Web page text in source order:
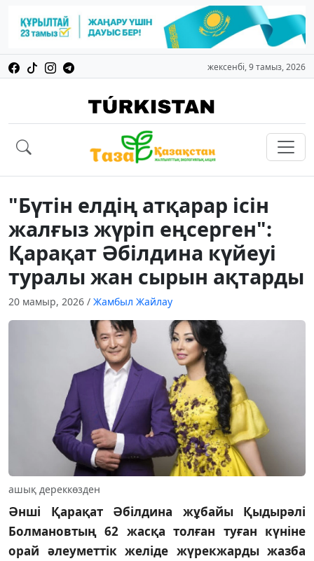
жексенбі, 9 тамыз, 2026
"Бүтін елдің атқарар ісін
жалғыз жүріп еңсерген":
Қарақат Әбілдина күйеуі
туралы жан сырын ақтарды
20 мамыр, 2026 / Жамбыл Жайлау
ашық дереккөзден
Әнші Қарақат Әбілдина жұбайы Қыдырәлі
Болмановтың 62 жасқа толған туған күніне
орай әлеуметтік желіде жүрекжарды жазба